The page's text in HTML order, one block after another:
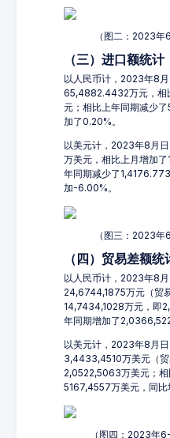
（图二：2023年
（三）进口额统计
以人民币计，2023年8
65,4882.4432万元，相
元；相比上年同期减少
加了0.20%。
以美元计，2023年8月
万美元，相比上月增加
年同期减少了
加-6.00%。
（图三：2023年
（四）贸易差额统
以人民币计，2023年8
24,6744,1875万元（贸
14,7434,1028万元，即
年同期增加了
以美元计，2023年8月
3,4433,4510万美元（贸
2,0522,5063万美元；相
5167,4557万美元，同比
（图四：2023年